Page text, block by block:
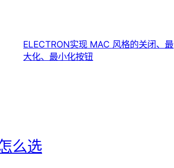
ELECTRON实现 MAC 风格的关闭、最
大化、最小化按钮
么选